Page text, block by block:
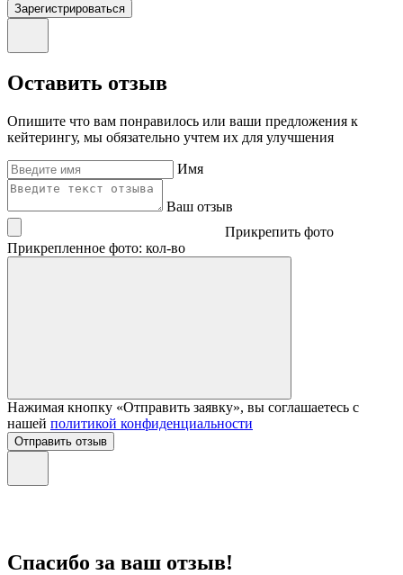
Зарегистрироваться
Оставить отзыв
Опишите что вам понравилось или ваши предложения к
кейтерингу, мы обязательно учтем их для улучшения
Имя
Ваш отзыв
Прикрепить фото
Прикрепленное фото: кол-во
Нажимая кнопку «Отправить заявку», вы соглашаетесь с
нашей политикой конфиденциальности
Отправить отзыв
Спасибо за ваш отзыв!